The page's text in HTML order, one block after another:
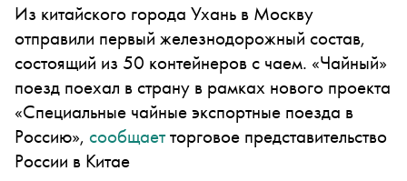
Из китайского города Ухань в Москву
отправили первый железнодорожный состав,
состоящий из 50 контейнеров с чаем. «Чайный»
поезд поехал в страну в рамках нового проекта
«Специальные чайные экспортные поезда в
Россию», сообщаетторговое представительство
России в Китае